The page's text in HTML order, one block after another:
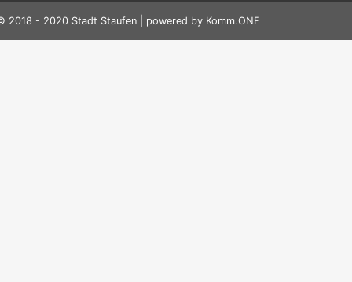
2018 - 2020 Stadt Staufen | powered by Komm.ONE